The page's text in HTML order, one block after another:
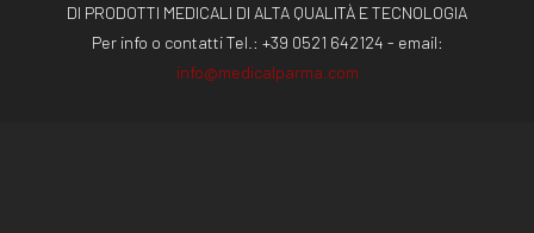
DI PRODOTTI MEDICALI DI ALTA QUALITÀ E TECNOLOGIA
Per info o contatti Tel.: +39 0521 642124 - email:
info@medicalparma.com